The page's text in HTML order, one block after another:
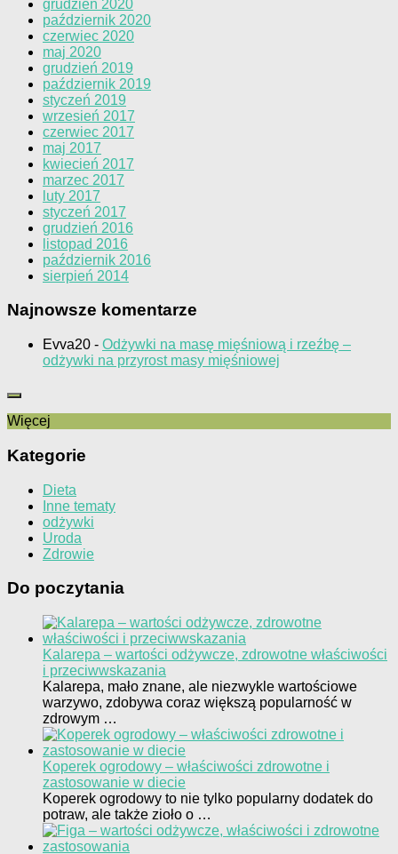
grudzień 2020
październik 2020
czerwiec 2020
maj 2020
grudzień 2019
październik 2019
styczeń 2019
wrzesień 2017
czerwiec 2017
maj 2017
kwiecień 2017
marzec 2017
luty 2017
styczeń 2017
grudzień 2016
listopad 2016
październik 2016
sierpień 2014
Najnowsze komentarze
Evva20 - Odżywki na masę mięśniową i rzeźbę –
odżywki na przyrost masy mięśniowej
Więcej
Kategorie
Dieta
Inne tematy
odżywki
Uroda
Zdrowie
Do poczytania
Kalarepa – wartości odżywcze, zdrowotne właściwości
i przeciwwskazania
Kalarepa, mało znane, ale niezwykle wartościowe
warzywo, zdobywa coraz większą popularność w
zdrowym …
Koperek ogrodowy – właściwości zdrowotne i
zastosowanie w diecie
Koperek ogrodowy to nie tylko popularny dodatek do
potraw, ale także zioło o …